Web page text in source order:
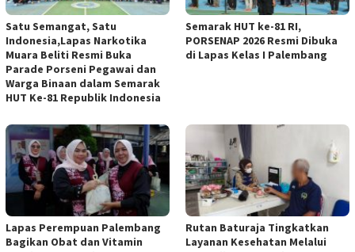
Satu Semangat, Satu
Indonesia,Lapas Narkotika
Muara Beliti Resmi Buka
Parade Porseni Pegawai dan
Warga Binaan dalam Semarak
HUT Ke-81 Republik Indonesia
Semarak HUT ke-81 RI,
PORSENAP 2026 Resmi Dibuka
di Lapas Kelas I Palembang
Lapas Perempuan Palembang
Bagikan Obat dan Vitamin
Rutan Baturaja Tingkatkan
Layanan Kesehatan Melalui